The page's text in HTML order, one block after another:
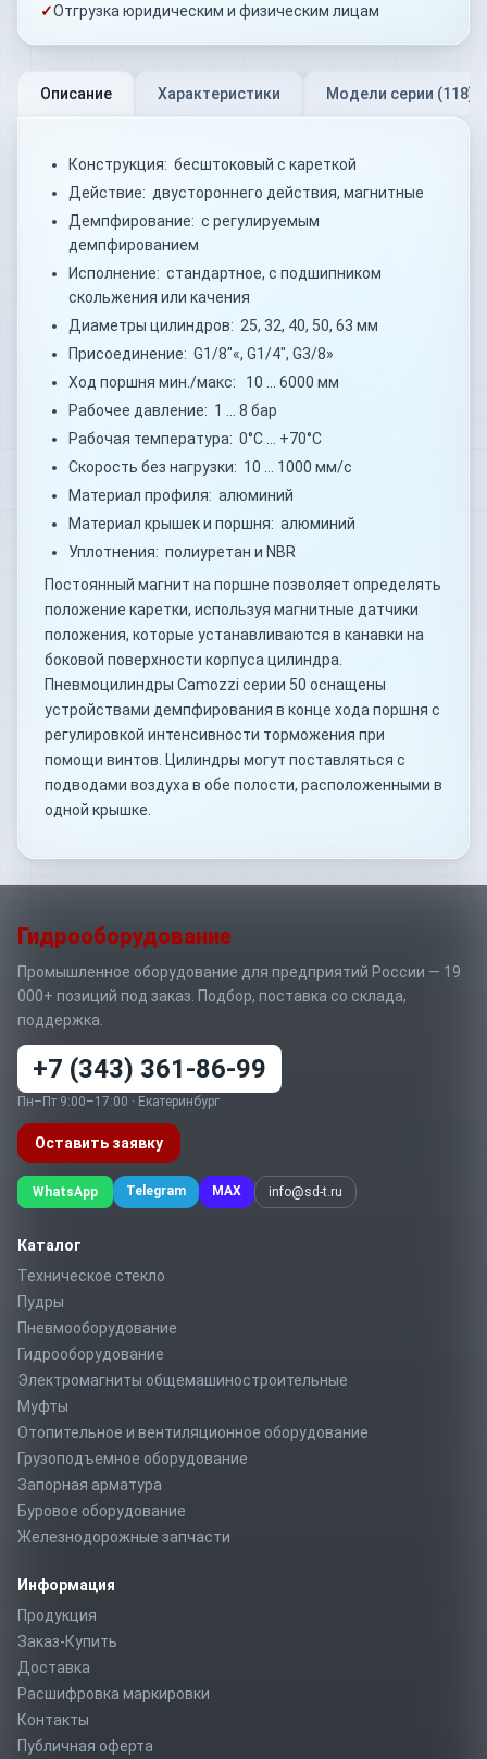
✓Отгрузка юридическим и физическим лицам
Описание Характеристики Модели серии (118)
Конструкция: бесштоковый с кареткой
Действие: двустороннего действия, магнитные
Демпфирование: с регулируемым
демпфированием
Исполнение: стандартное, с подшипником
скольжения или качения
Диаметры цилиндров: 25, 32, 40, 50, 63 мм
Присоединение: G1/8"«, G1/4", G3/8»
Ход поршня мин./макс: 10 … 6000 мм
Рабочее давление: 1 … 8 бар
Рабочая температура: 0°C … +70°C
Скорость без нагрузки: 10 … 1000 мм/с
Материал профиля: алюминий
Материал крышек и поршня: алюминий
Уплотнения: полиуретан и NBR
Постоянный магнит на поршне позволяет определять
положение каретки, используя магнитные датчики
положения, которые устанавливаются в канавки на
боковой поверхности корпуса цилиндра.
Пневмоцилиндры Camozzi серии 50 оснащены
устройствами демпфирования в конце хода поршня с
регулировкой интенсивности торможения при
помощи винтов. Цилиндры могут поставляться с
подводами воздуха в обе полости, расположенными в
одной крышке.
Гидрооборудование
Промышленное оборудование для предприятий России — 19
000+ позиций под заказ. Подбор, поставка со склада,
поддержка.
+7 (343) 361-86-99
Пн–Пт 9:00–17:00 · Екатеринбург
Оставить заявку
WhatsApp Telegram MAX info@sd-t.ru
Каталог
Техническое стекло
Пудры
Пневмооборудование
Гидрооборудование
Электромагниты общемашиностроительные
Муфты
Отопительное и вентиляционное оборудование
Грузоподъемное оборудование
Запорная арматура
Буровое оборудование
Железнодорожные запчасти
Информация
Продукция
Заказ-Купить
Доставка
Расшифровка маркировки
Контакты
Публичная оферта